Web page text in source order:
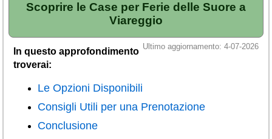
Scoprire le Case per Ferie delle Suore a
Viareggio
Ultimo aggiornamento: 4-07-2026
In questo approfondimento
troverai:
Le Opzioni Disponibili
Consigli Utili per una Prenotazione
Conclusione
Liguria(189)
Lombardia (176)
Molise(38)
Piemonte(118)